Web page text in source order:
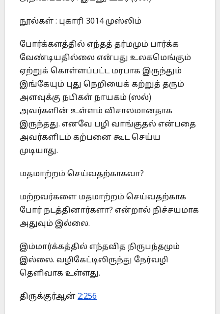
நூல்கள் : புகாரி 3014 முஸ்லிம்
போர்க்களத்தில் எந்தத் தர்மமும் பார்க்க
வேண்டியதில்லை என்பது உலகமெங்கும்
ஏற்றுக் கொள்ளப்பட்ட மரபாக இருந்தும்
இங்கேயும் புது நெறியைக் கற்றுத் தரும்
அளவுக்கு நபிகள் நாயகம் (ஸல்)
அவர்களின் உள்ளம் விசாலமானதாக
இருந்தது. எனவே பழி வாங்குதல் என்பதை
அவர்களிடம் கற்பனை கூட செய்ய
முடியாது.
மதமாற்றம் செய்வதற்காகவா?
மற்றவர்களை மதமாற்றம் செய்வதற்காக
போர் நடத்தினார்களா? என்றால் நிச்சயமாக
அதுவும் இல்லை.
இம்மார்க்கத்தில் எந்தவித நிருபந்தமும்
இல்லை. வழிகேட்டிலிருந்து நேர்வழி
தெளிவாக உள்ளது.
திருக்குர்ஆன் 2:256